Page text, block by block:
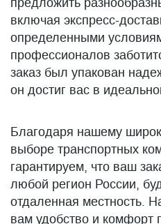
включая экспресс-
определенными
профессионалов
заказ был упакован
он достиг вас в
Благодаря нашему
выборе транспортных
гарантируем, что ваш
любой регион России,
отдаленная местность.
вам удобство и комфорт